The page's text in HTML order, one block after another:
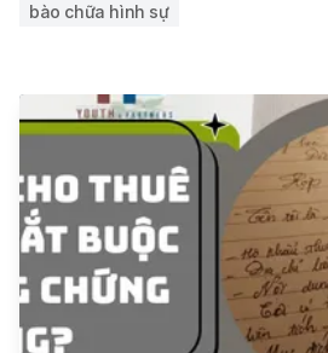
bào chữa hình sự